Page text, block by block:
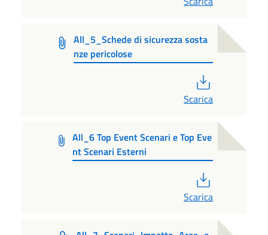
All_5_Schede di sicurezza sosta
nze pericolose
Scarica
All_6 Top Event Scenari e Top Eve
nt Scenari Esterni
Scarica